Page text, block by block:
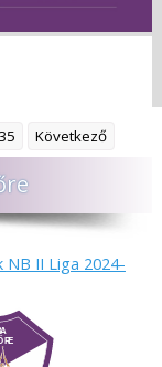
35 Következő
NB II Liga 2024-